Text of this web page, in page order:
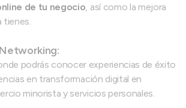
de tu negocio , así como la mejora
tienes.
podrás conocer experiencias de éxito
en transformación digital en
minorista y servicios personales.